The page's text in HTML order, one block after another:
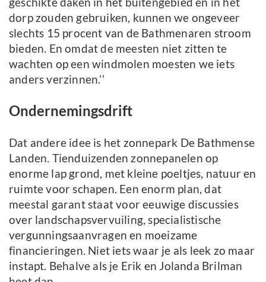
dorp zouden gebruiken, kunnen we ongeveer
slechts 15 procent van de Bathmenaren stroom
bieden. En omdat de meesten niet zitten te
wachten op een windmolen moesten we iets
anders verzinnen.’’
Ondernemingsdrift
Dat andere idee is het zonnepark De Bathmense
Landen. Tienduizenden zonnepanelen op
enorme lap grond, met kleine poeltjes, natuur en
ruimte voor schapen. Een enorm plan, dat
meestal garant staat voor eeuwige discussies
over landschapsvervuiling, specialistische
vergunningsaanvragen en moeizame
financieringen. Niet iets waar je als leek zo maar
instapt. Behalve als je Erik en Jolanda Brilman